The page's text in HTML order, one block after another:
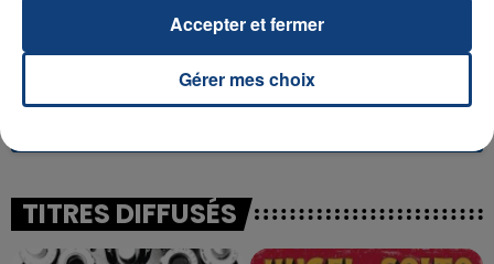
UNE ADOLESCENTE DEVANT SE FAIRE
OPÉRER DE LA CHEVILLE RESSORT DE LA...
excuses.
TITRES DIFFUSÉS
Gérer mes choix
Accepter et fermer